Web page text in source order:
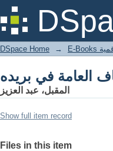
DSpace Home →
المقبل، عبد العزيز
Show full item record
Files in this item